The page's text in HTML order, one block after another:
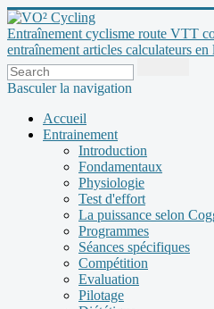
Entraînement cyclisme route VTT
entraînement articles calculateurs en
Basculer la navigation
Accueil
Entrainement
Introduction
Fondamentaux
Physiologie
Test d'effort
La puissance selon
Programmes
Séances spécifiques
Compétition
Evaluation
Pilotage